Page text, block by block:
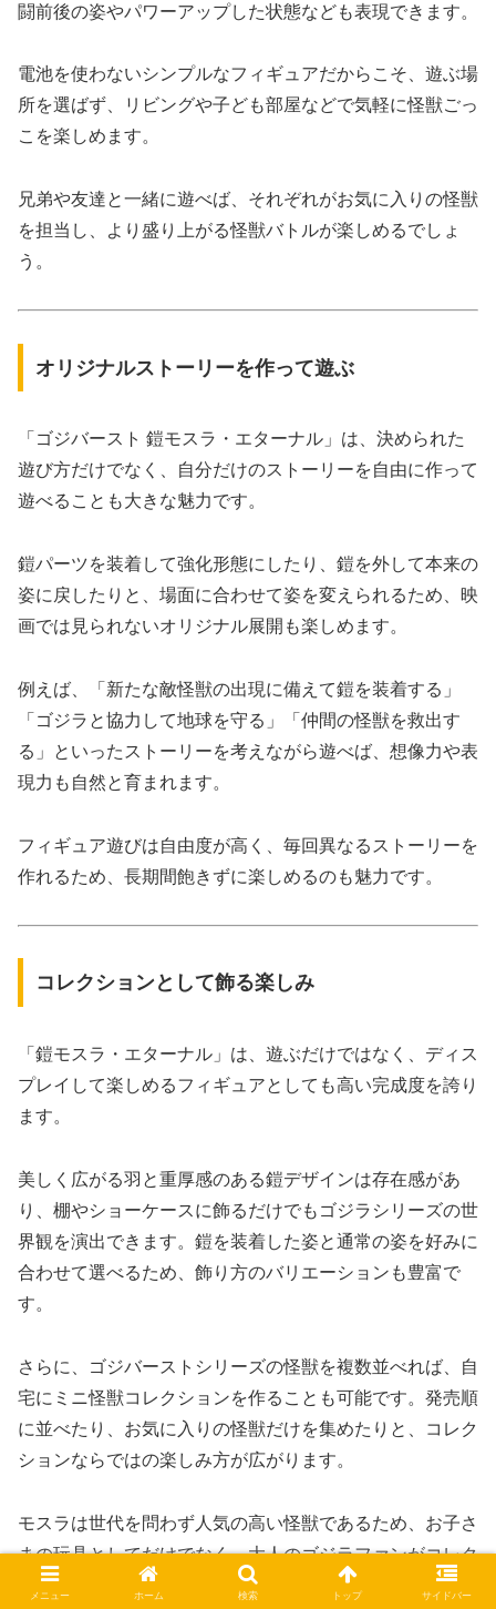
闘前後の姿やパワーアップした状態なども表現できます。
電池を使わないシンプルなフィギュアだからこそ、遊ぶ場
所を選ばず、リビングや子ども部屋などで気軽に怪獣ごっ
こを楽しめます。
兄弟や友達と一緒に遊べば、それぞれがお気に入りの怪獣
を担当し、より盛り上がる怪獣バトルが楽しめるでしょ
う。
オリジナルストーリーを作って遊ぶ
「ゴジバースト 鎧モスラ・エターナル」は、決められた
遊び方だけでなく、自分だけのストーリーを自由に作って
遊べることも大きな魅力です。
鎧パーツを装着して強化形態にしたり、鎧を外して本来の
姿に戻したりと、場面に合わせて姿を変えられるため、映
画では見られないオリジナル展開も楽しめます。
例えば、「新たな敵怪獣の出現に備えて鎧を装着する」
「ゴジラと協力して地球を守る」「仲間の怪獣を救出す
る」といったストーリーを考えながら遊べば、想像力や表
現力も自然と育まれます。
フィギュア遊びは自由度が高く、毎回異なるストーリーを
作れるため、長期間飽きずに楽しめるのも魅力です。
コレクションとして飾る楽しみ
「鎧モスラ・エターナル」は、遊ぶだけではなく、ディス
プレイして楽しめるフィギュアとしても高い完成度を誇り
ます。
美しく広がる羽と重厚感のある鎧デザインは存在感があ
り、棚やショーケースに飾るだけでもゴジラシリーズの世
界観を演出できます。鎧を装着した姿と通常の姿を好みに
合わせて選べるため、飾り方のバリエーションも豊富で
す。
さらに、ゴジバーストシリーズの怪獣を複数並べれば、自
宅にミニ怪獣コレクションを作ることも可能です。発売順
に並べたり、お気に入りの怪獣だけを集めたりと、コレク
ションならではの楽しみ方が広がります。
モスラは世代を問わず人気の高い怪獣であるため、お子さ
まの玩具としてだけでなく、大人のゴジラファンがコレク
ションに加える一体としてもおすすめできる商品です。
メニュー ホーム 検索 トップ サイドバー